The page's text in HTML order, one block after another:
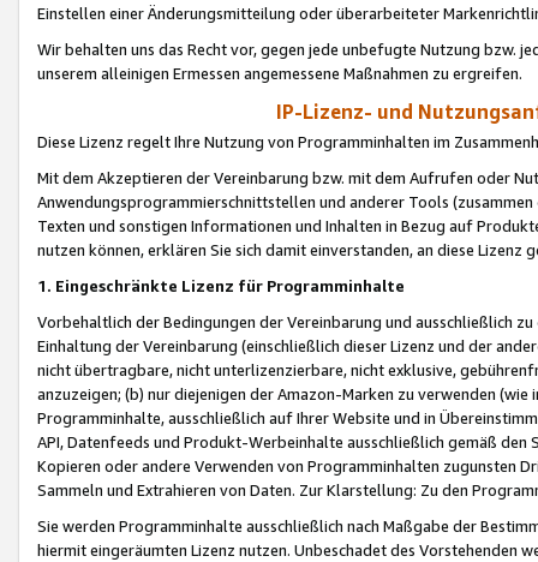
Einstellen einer Änderungsmitteilung oder überarbeiteter
Wir behalten uns das Recht vor, gegen jede unbefugte Nutzung bzw.
unserem alleinigen Ermessen angemessene Maßnahmen zu ergreifen.
IP-Lizenz- und
Diese Lizenz regelt Ihre Nutzung von Programminhalten im
Mit dem Akzeptieren der Vereinbarung bzw. mit dem Aufrufen oder
Anwendungsprogrammierschnittstellen und anderer Tools (zusammen
Texten und sonstigen Informationen und Inhalten in Bezug auf
nutzen können, erklären Sie sich damit einverstanden, an diese Lizenz
1. Eingeschränkte Lizenz für Programminhalte
Vorbehaltlich der Bedingungen der Vereinbarung und ausschließlich
Einhaltung der Vereinbarung (einschließlich dieser Lizenz und der
nicht übertragbare, nicht unterlizenzierbare, nicht exklusive,
anzuzeigen; (b) nur diejenigen der Amazon-Marken zu verwenden
Programminhalte, ausschließlich auf Ihrer Website und in
API, Datenfeeds und Produkt-Werbeinhalte ausschließlich gemäß
Kopieren oder andere Verwenden von Programminhalten zugunsten
Sammeln und Extrahieren von Daten. Zur Klarstellung: Zu den
Sie werden Programminhalte ausschließlich nach Maßgabe der
hiermit eingeräumten Lizenz nutzen. Unbeschadet des Vorstehenden